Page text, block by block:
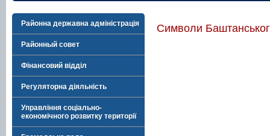
Районна державна адміністрація
Районный совет
Фінансовий відділ
Регуляторна діяльність
Управління соціально-
економічного розвитку території
Символи